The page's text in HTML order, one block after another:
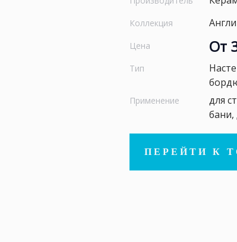
Коллекция
Цена От
Тип
Применение
для
бани,
ПЕРЕЙТИ К